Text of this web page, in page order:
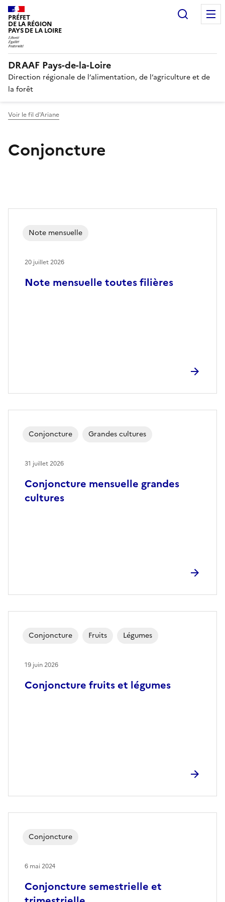
PRÉFET
DE LA RÉGION
PAYS DE LA LOIRE
DRAAF Pays-de-la-Loire
Direction régionale de l’alimentation, de l’agriculture et de
la forêt
Voir le fil d'Ariane
Conjoncture
Note mensuelle toutes filières
Note mensuelle
20 juillet 2026
Conjoncture mensuelle grandes
cultures
Conjoncture Grandes cultures
31 juillet 2026
Conjoncture fruits et légumes
Conjoncture Fruits Légumes
19 juin 2026
Conjoncture semestrielle et
Conjoncture
6 mai 2024